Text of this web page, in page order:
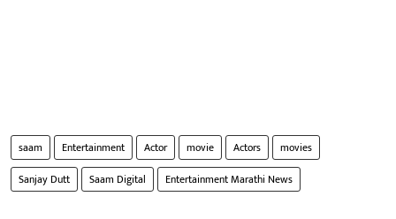
saam Entertainment Actor movie Actors
movies
Sanjay Dutt
Saam Digital Entertainment Marathi News